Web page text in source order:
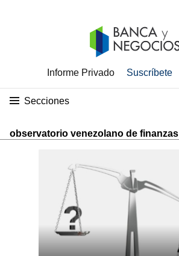
Informe Privado Suscríbete
Secciones
observatorio venezolano de finanzas